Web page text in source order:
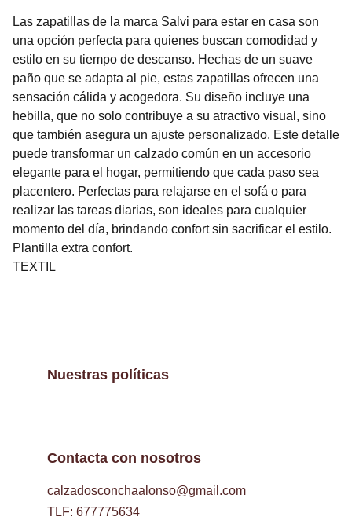
Las zapatillas de la marca Salvi para estar en casa son
una opción perfecta para quienes buscan comodidad y
estilo en su tiempo de descanso. Hechas de un suave
paño que se adapta al pie, estas zapatillas ofrecen una
sensación cálida y acogedora. Su diseño incluye una
hebilla, que no solo contribuye a su atractivo visual, sino
que también asegura un ajuste personalizado. Este detalle
puede transformar un calzado común en un accesorio
elegante para el hogar, permitiendo que cada paso sea
placentero. Perfectas para relajarse en el sofá o para
realizar las tareas diarias, son ideales para cualquier
momento del día, brindando confort sin sacrificar el estilo.
Plantilla extra confort.
TEXTIL
Contacta con nosotros
calzadosconchaalonso@gmail.com
Nuestras políticas
TLF: 677775634